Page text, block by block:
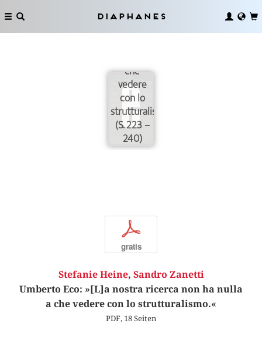
Diaphanes
nostra
ricerca
che
vedere
con lo
strutturalismo.«
(S. 223 –
240)
p
gratis
Stefanie Heine, Sandro Zanetti
Umberto Eco: »[L]a nostra ricerca non ha nulla
a che vedere con lo strutturalismo.«
PDF, 18 Seiten